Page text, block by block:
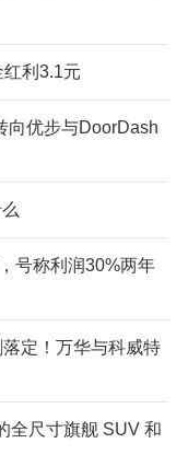
红利3.1元
向优步与DoorDash
号称利润30%两年
落定！万华与科威特
全尺寸旗舰 SUV 和